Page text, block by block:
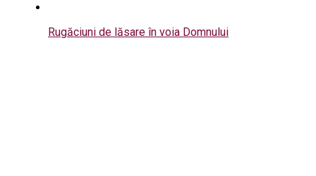
Rugăciuni de lăsare în voia Domnului